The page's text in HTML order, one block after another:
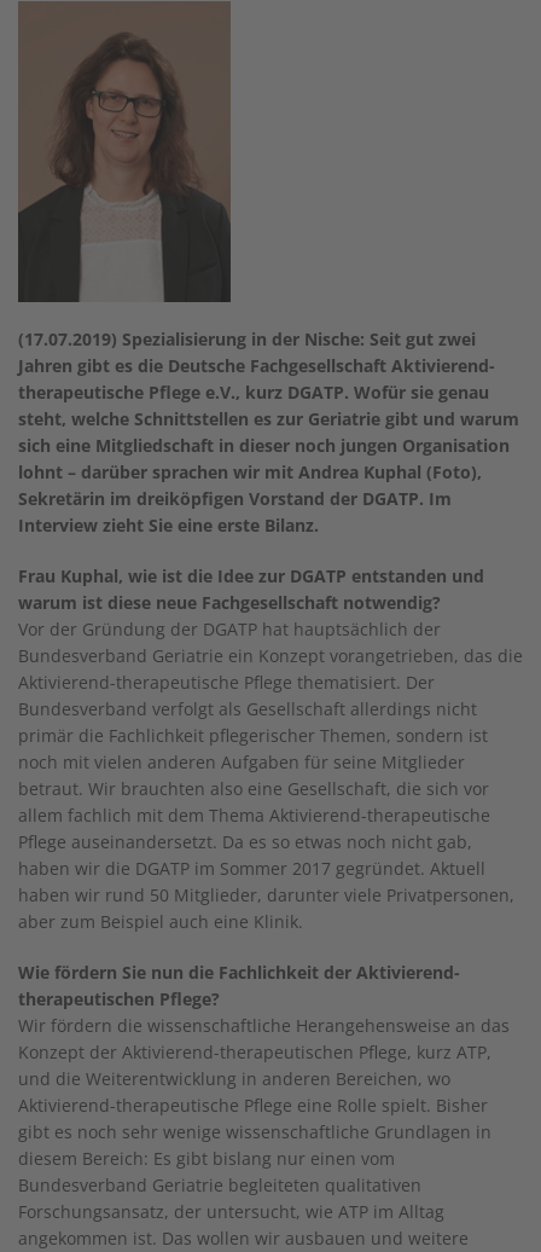
(17.07.2019) Spezialisierung in der Nische: Seit gut zwei
Jahren gibt es die Deutsche Fachgesellschaft Aktivierend-
therapeutische Pflege e.V., kurz DGATP. Wofür sie genau
steht, welche Schnittstellen es zur Geriatrie gibt und warum
sich eine Mitgliedschaft in dieser noch jungen Organisation
lohnt – darüber sprachen wir mit Andrea Kuphal (Foto),
Sekretärin im dreiköpfigen Vorstand der DGATP. Im
Interview zieht Sie eine erste Bilanz.
Frau Kuphal, wie ist die Idee zur DGATP entstanden und
warum ist diese neue Fachgesellschaft notwendig?
Vor der Gründung der DGATP hat hauptsächlich der
Bundesverband Geriatrie ein Konzept vorangetrieben, das die
Aktivierend-therapeutische Pflege thematisiert. Der
Bundesverband verfolgt als Gesellschaft allerdings nicht
primär die Fachlichkeit pflegerischer Themen, sondern ist
noch mit vielen anderen Aufgaben für seine Mitglieder
betraut. Wir brauchten also eine Gesellschaft, die sich vor
allem fachlich mit dem Thema Aktivierend-therapeutische
Pflege auseinandersetzt. Da es so etwas noch nicht gab,
haben wir die DGATP im Sommer 2017 gegründet. Aktuell
haben wir rund 50 Mitglieder, darunter viele Privatpersonen,
aber zum Beispiel auch eine Klinik.
Wie fördern Sie nun die Fachlichkeit der Aktivierend-
therapeutischen Pflege?
Wir fördern die wissenschaftliche Herangehensweise an das
Konzept der Aktivierend-therapeutischen Pflege, kurz ATP,
und die Weiterentwicklung in anderen Bereichen, wo
Aktivierend-therapeutische Pflege eine Rolle spielt. Bisher
gibt es noch sehr wenige wissenschaftliche Grundlagen in
diesem Bereich: Es gibt bislang nur einen vom
Bundesverband Geriatrie begleiteten qualitativen
Forschungsansatz, der untersucht, wie ATP im Alltag
angekommen ist. Das wollen wir ausbauen und weitere